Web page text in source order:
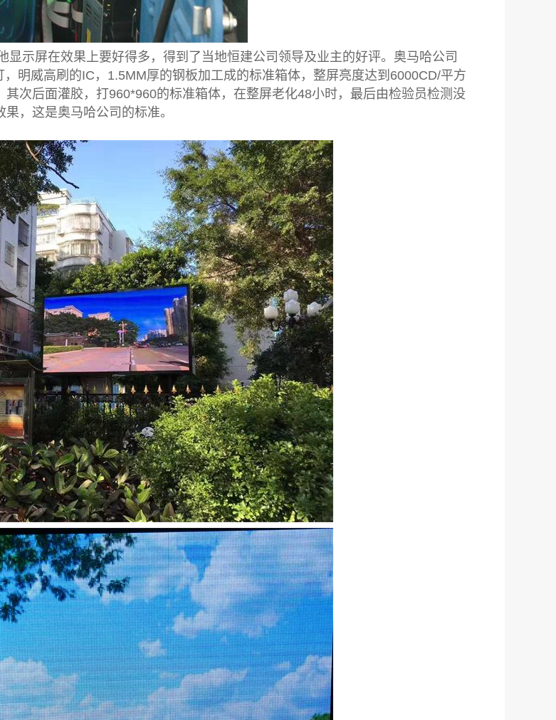
示屏在效果上要好得多，得到了当地恒建公司领导及业主的好评。奥马哈公司
明威高刷的IC，1.5MM厚的钢板加工成的标准箱体，整屏亮度达到6000CD/平方
次后面灌胶，打960*960的标准箱体，在整屏老化48小时，最后由检验员检测没
，这是奥马哈公司的标准。